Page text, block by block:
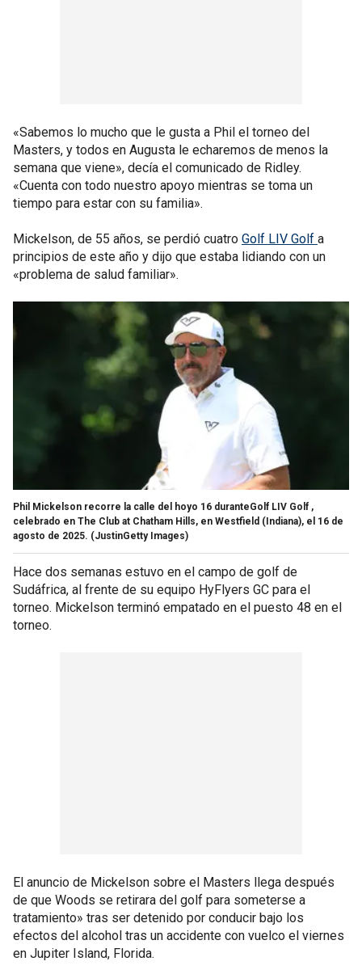
«Sabemos lo mucho que le gusta a Phil el torneo del
Masters, y todos en Augusta le echaremos de menos la
semana que viene», decía el comunicado de Ridley.
«Cuenta con todo nuestro apoyo mientras se toma un
tiempo para estar con su familia».
Mickelson, de 55 años, se perdió cuatro Golf LIV Golf a
principios de este año y dijo que estaba lidiando con un
«problema de salud familiar».
Phil Mickelson recorre la calle del hoyo 16 duranteGolf LIV Golf ,
celebrado en The Club at Chatham Hills, en Westfield (Indiana), el 16 de
agosto de 2025. (JustinGetty Images)
Hace dos semanas estuvo en el campo de golf de
Sudáfrica, al frente de su equipo HyFlyers GC para el
torneo. Mickelson terminó empatado en el puesto 48 en el
torneo.
El anuncio de Mickelson sobre el Masters llega después
de que Woods se retirara del golf para someterse a
tratamiento» tras ser detenido por conducir bajo los
efectos del alcohol tras un accidente con vuelco el viernes
en Jupiter Island, Florida.